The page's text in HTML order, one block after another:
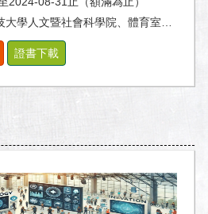
暨社會科學院、體育室及休閒運動健康系。
證書下載